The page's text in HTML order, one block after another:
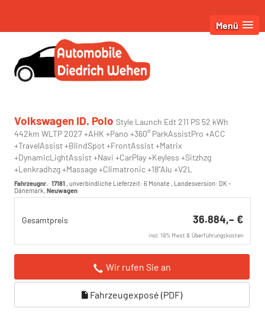
Menü
Volkswagen ID. Polo Style Launch Edt 211 PS 52 kWh
442km WLTP 2027 +AHK +Pano +360° ParkAssistPro +ACC
+TravelAssist +BlindSpot +FrontAssist +Matrix
+DynamicLightAssist +Navi +CarPlay +Keyless +Sitzhzg
+Lenkradhzg +Massage +Climatronic +18"Alu +V2L
Fahrzeugnr.: 17181 , unverbindliche Lieferzeit: 6 Monate , Landesversion: DK -
Dänemark, Neuwagen
Gesamtpreis 36.884,– €
incl. 19% Mwst & Überführungskosten
Wir rufen Sie an
Fahrzeugexposé (PDF)